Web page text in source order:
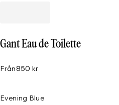
Gant Eau de Toilette
Från850 kr
Evening Blue